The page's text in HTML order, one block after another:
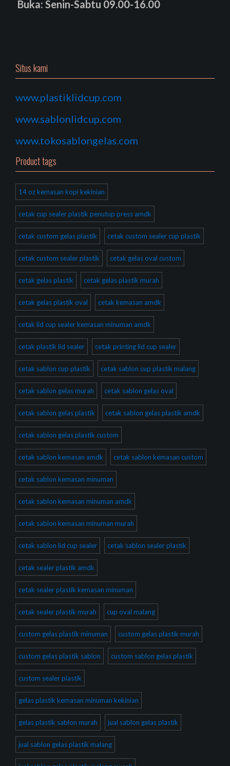
Buka: Senin-Sabtu 09.00-16.00
Situs kami
www.plastiklidcup.com
www.sablonlidcup.com
www.tokosablongelas.com
Product tags
14 oz kemasan kopi kekinian
cetak cup sealer plastik penutup press amdk
cetak custom gelas plastik cetak custom sealer cup plastik
cetak custom sealer plastik cetak gelas oval custom
cetak gelas plastik cetak gelas plastik murah
cetak gelas plastik oval cetak kemasan amdk
cetak lid cup sealer kemasan minuman amdk
cetak plastik lid sealer cetak printing lid cup sealer
cetak sablon cup plastik cetak sablon cup plastik malang
cetak sablon gelas murah cetak sablon gelas oval
cetak sablon gelas plastik cetak sablon gelas plastik amdk
cetak sablon gelas plastik custom
cetak sablon kemasan amdk cetak sablon kemasan custom
cetak sablon kemasan minuman
cetak sablon kemasan minuman amdk
cetak sablon kemasan minuman murah
cetak sablon lid cup sealer cetak sablon sealer plastik
cetak sealer plastik amdk
cetak sealer plastik kemasan minuman
cetak sealer plastik murah cup oval malang
custom gelas plastik minuman custom gelas plastik murah
custom gelas plastik sablon custom sablon gelas plastik
custom sealer plastik
gelas plastik kemasan minuman kekinian
gelas plastik sablon murah jual sablon gelas plastik
jual sablon gelas plastik malang